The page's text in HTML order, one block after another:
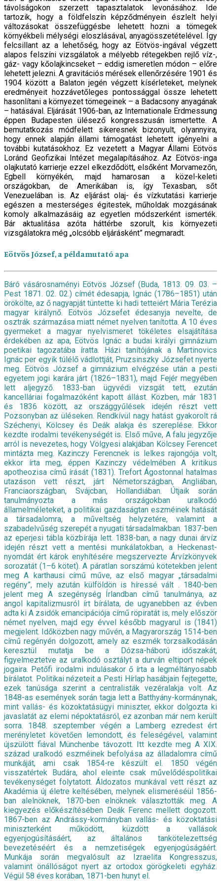
távolságokon szerzett tapasztalatok levonásához. Ide
tartozik, hogy a földfelszín képződményein észlelt helyi
változásokat összefüggésbe lehetett hozni a tömegek
környékbeli mélységi eloszlásával, anyagösszetételével. Így
felcsillant az a lehetőség, hogy az Eötvös-ingával végzett
alapos felszíni vizsgálatok a mélyebb rétegekben rejlő víz-,
gáz- vagy kőolajkincseket – eddig ismeretlen módon – előre
lehetett jelezni. A gravitációs mérések ellenőrzésére 1901 és
1904 között a Balaton jegén végzett kísérleteket, melynek
eredményeit hozzávetőleges pontossággal össze lehetett
hasonlítani a környezet tömegeinek – a Badacsony anyagának
– hatásával. Eljárását 1906-ban, az Internationale Erdmessung
éppen Budapesten ülésező kongresszusán ismertette. A
bemutatkozás módfelett sikeresnek bizonyult, olyannyira,
hogy ennek alapján állami támogatást lehetett igényelni a
további kutatásokhoz. Ez vezetett a Magyar Állami Eötvös
Loránd Geofizikai Intézet megalapításához. Az Eötvös-inga
olajkutató karrierje ezzel elkezdődött, elsőként Morvamezőn,
Egbell környékén, majd hamarosan a közel-keleti
országokban, de Amerikában is, így Texasban, sőt
Venezuelában is. Az eljárást olaj- és vízkutatási karrierje
egészen a mesterséges égitestek, műholdak mozgásának
komoly alkalmazásáig az egyetlen módszerként ismerték.
Bár aktualitása azóta háttérbe szorult, kis környezeti
vizsgálatokra még „olcsóbb eljárásként” megmaradt.
Eötvös József, a példamutató apa
Báró vásárosnaményi Eötvös József (Buda, 1813. 09. 03. –
Pest 1871. 02. 02.) címét édesapja, Ignác (1786–1851) után
örökölte, az ő nagyapját tüntette ki hadi tetteiért Mária Terézia
magyar királynő. Eötvös Józsefet édesanyja nevelte, de
osztrák származása miatt német nyelven tanította. A 10 éves
gyermeket a magyar nyelvismeret tökéletes elsajátítása
érdekében az apa, Eötvös Ignác a budai királyi gimnázium
poetikai tagozatába íratta. Házi tanítójának a Martinovics
Ignác per egyik túlélő vádlottját, Pruzsinszky Józsefet nyerte
meg. Eötvös József a gimnázium elvégzése után a pesti
egyetem jogi karára járt (1826–1831), majd Fejér megyében
lett aljegyző. 1833-ban ügyvédi vizsgát tett, ezután
kancelláriai fogalmazóként kapott állást. Közben, már 1831
és 1836 között, az országgyűlések idején részt vett
Pozsonyban az üléseken. Rendkívül nagy hatást gyakorolt rá
Széchenyi, Kölcsey és Deák alakja és szereplése. Ekkor
kezdte irodalmi tevékenységét is. Első műve, A falu jegyzője
arról is nevezetes, hogy Völgyesi alakjában Kölcsey Ferencet
mintázta meg. Kazinczy Ferencnek is lelkes rajongója volt,
ekkor írta meg, éppen Kazinczy védelmében A kritikus
apotheozisa című írását (1831). Trefort Ágostonnal hatalmas
utazáson vett részt, járt Németországban, Angliában,
Franciaországban, Svájcban, Hollandiában. Útjaik során
tanulmányozta a más országokban uralkodó
államelméleteket, a politikai gazdaságtan eszméinek hatását
a társadalomra, a műveltség helyzetére, valamint a
szabadelvűség szerepét a nyugati társadalmakban. 1837-ben
az eperjesi tábla közbírája lett. 1838-ban, a nagy dunai árvíz
idején részt vett a mentési munkálatokban, a Heckenast-
nyomdát ért károk enyhítésére megszervezte Árvízkönyvek
sorozatát (1–6 kötet). A páratlan sorszámú kötetekben jelent
meg A karthausi című műve, az első magyar „társadalmi
regény”, mely azután külföldön is híressé vált . 1840-ben
jelent meg A szegénység Írlandban című tanulmánya, az
angol kapitalizmusról írt bírálata, de ugyanebben az évben
adta ki A zsidók emancipációja című röpiratát is, mely először
német nyelven, majd egy évvel később magyarul is (1841)
megjelent. Időközben nagy művén, a Magyarország 1514-ben
című regényén dolgozott, amely az eszmék torzsalkodásán
keresztül mutatja be a Dózsa-háború időszakát,
figyelmeztetve az uralkodó osztályt a durván eltiport népek
jogaira. Petőfi irodalmi indulásakor ő írta a legméltányosabb
bírálatot. Politikai nézeteit a Pesti Hírlap hasábjain fejtegette,
ezek tanúsága szerint a centralisták vezéralakja volt. Az
1848-as események során tagja lett a Batthyány-kormánynak,
mint vallás- és közoktatásügyi miniszter, ekkor dolgozta ki
javaslatát az elemi népoktatásról, ez azonban már nem került
sorra. 1848. szeptember végén a Lamberg ezredest ért
merényletet követően lemondott, és feleségével, valamint
újszülött fiával Münchenbe távozott. Itt kezdte meg A XIX.
század uralkodó eszméinek befolyása az álladalomra című
munkáját, ami csak 1854-re készült el. 1850 végén
visszatértek Budára, ahol eleinte csak művelődéspolitikai
tevékenységet folytatott. Áldozatos munkával vett részt az
Akadémia új életre keltésében, melynek elismeréséül 1856-
ban alelnöknek, 1870-ben elnöknek választották meg. A
kiegyezés előkészítésében Deák Ferenc mellett dogozott.
1867-ben az Andrássy-kormányban vallás- és közoktatási
miniszterként működött, küzdött a vallások
egyenjogúsításáért, az általános tankötelezettség
bevezetéséért és a nemzetiségek egyenjogúságáért.
Munkája során megvalósult az Izraelita Kongresszus,
valamint önállóságot nyert az ortodox görögkeleti egyház.
Végül 58 éves korában, 1871-ben hunyt el.